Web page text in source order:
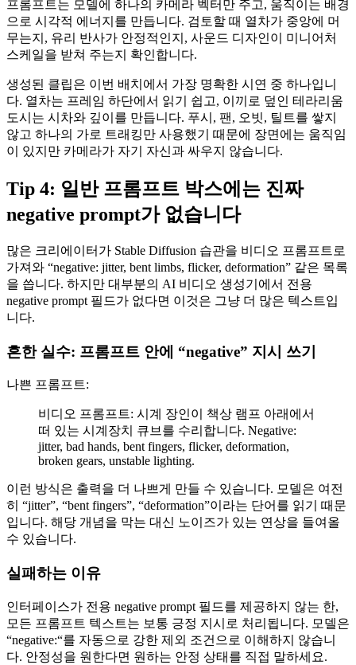
프롬프트는 모델에 하나의 카메라 벡터만 주고, 움직이는 배경
으로 시각적 에너지를 만듭니다. 검토할 때 열차가 중앙에 머
무는지, 유리 반사가 안정적인지, 사운드 디자인이 미니어처
스케일을 받쳐 주는지 확인합니다.
생성된 클립은 이번 배치에서 가장 명확한 시연 중 하나입니
다. 열차는 프레임 하단에서 읽기 쉽고, 이끼로 덮인 테라리움
도시는 시차와 깊이를 만듭니다. 푸시, 팬, 오빗, 틸트를 쌓지
않고 하나의 가로 트래킹만 사용했기 때문에 장면에는 움직임
이 있지만 카메라가 자기 자신과 싸우지 않습니다.
Tip 4: 일반 프롬프트 박스에는 진짜
negative prompt가 없습니다
많은 크리에이터가 Stable Diffusion 습관을 비디오 프롬프트로
가져와 “negative: jitter, bent limbs, flicker, deformation” 같은 목록
을 씁니다. 하지만 대부분의 AI 비디오 생성기에서 전용
negative prompt 필드가 없다면 이것은 그냥 더 많은 텍스트입
니다.
흔한 실수: 프롬프트 안에 “negative” 지시 쓰기
나쁜 프롬프트:
비디오 프롬프트: 시계 장인이 책상 램프 아래에서
떠 있는 시계장치 큐브를 수리합니다. Negative:
jitter, bad hands, bent fingers, flicker, deformation,
broken gears, unstable lighting.
이런 방식은 출력을 더 나쁘게 만들 수 있습니다. 모델은 여전
히 “jitter”, “bent fingers”, “deformation”이라는 단어를 읽기 때문
입니다. 해당 개념을 막는 대신 노이즈가 있는 연상을 들여올
수 있습니다.
실패하는 이유
인터페이스가 전용 negative prompt 필드를 제공하지 않는 한,
모든 프롬프트 텍스트는 보통 긍정 지시로 처리됩니다. 모델은
“negative:“를 자동으로 강한 제외 조건으로 이해하지 않습니
다. 안정성을 원한다면 원하는 안정 상태를 직접 말하세요.